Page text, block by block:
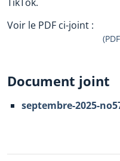
Voir le PDF ci-joint :
Document joint
septembre-2025-